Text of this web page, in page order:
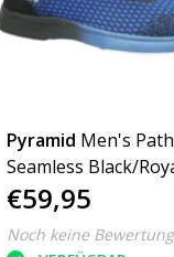
Pyramid Men's
Seamless Black/
Blue
€59,95
Noch keine